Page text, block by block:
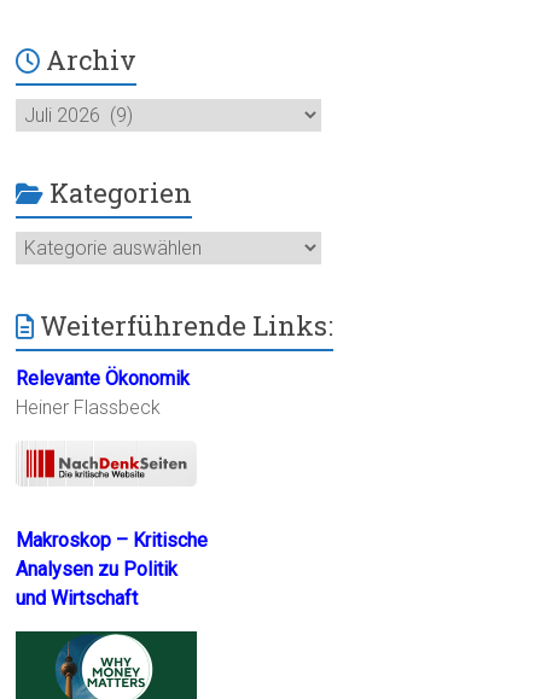
Archiv
Archiv
Kategorien
Kategorien
Weiterführende Links:
Relevante Ökonomik
Heiner Flassbeck
Makroskop – Kritische
Analysen zu Politik
und Wirtschaft